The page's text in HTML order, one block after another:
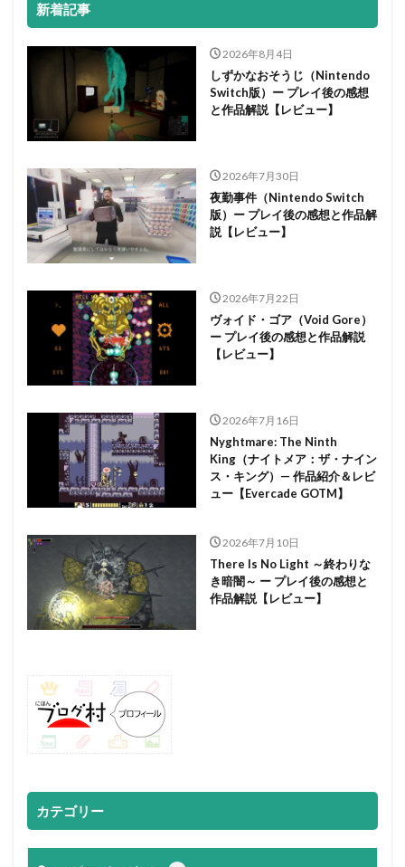
新着記事
2026年8月4日
しずかなおそうじ（Nintendo
Switch版）ー プレイ後の感想
と作品解説【レビュー】
2026年7月30日
夜勤事件（Nintendo Switch
版）ー プレイ後の感想と作品解
説【レビュー】
2026年7月22日
ヴォイド・ゴア（Void Gore）
ー プレイ後の感想と作品解説
【レビュー】
2026年7月16日
Nyghtmare: The Ninth
King（ナイトメア：ザ・ナイン
ス・キング）— 作品紹介＆レビ
ュー【Evercade GOTM】
2026年7月10日
There Is No Light ～終わりな
き暗闇～ ー プレイ後の感想と
作品解説【レビュー】
カテゴリー